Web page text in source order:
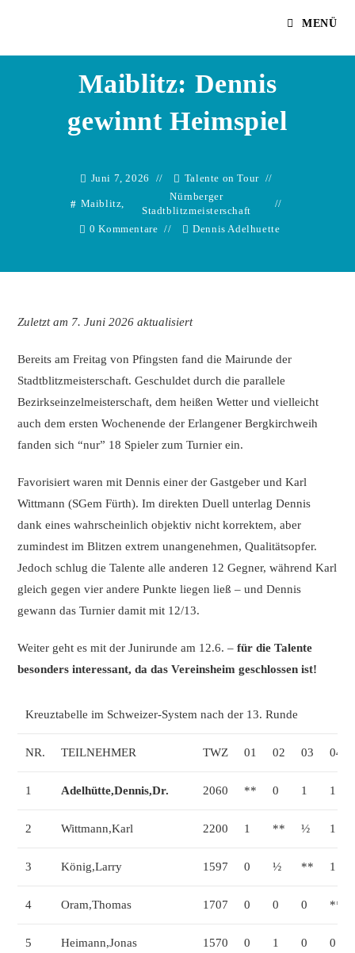
MENÜ
Maiblitz: Dennis
gewinnt Heimspiel
Juni 7, 2026 Talente on Tour
Maiblitz,
Nürnberger
Stadtblitzmeisterschaft
0 Kommentare
Dennis Adelhuette
Zuletzt am 7. Juni 2026 aktualisiert
Bereits am Freitag von Pfingsten fand die Mairunde der
Stadtblitzmeisterschaft. Geschuldet durch die parallele
Bezirkseinzelmeisterschaft, dem heißen Wetter und vielleicht
auch dem ersten Wochenende der Erlangener Bergkirchweih
fanden sich “nur” 18 Spieler zum Turnier ein.
Favorisiert waren mit Dennis einer der Gastgeber und Karl
Wittmann (SGem Fürth). Im direkten Duell unterlag Dennis
dank eines wahrscheinlich objektiv nicht korrektem, aber
zumindest im Blitzen extrem unangenehmen, Qualitätsopfer.
Jedoch schlug die Talente alle anderen 12 Gegner, während Karl
gleich gegen vier andere Punkte liegen ließ – und Dennis
gewann das Turnier damit mit 12/13.
Weiter geht es mit der Junirunde am 12.6. –für die Talente
besonders interessant, da das Vereinsheim geschlossen ist!
Kreuztabelle im Schweizer-System nach der 13. Runde
NR. TEILNEHMER TWZ 01 02 03 04
1 Adelhütte,Dennis,Dr. 2060 ** 0 1 1
2 Wittmann,Karl 2200 1 ** ½ 1
3 König,Larry 1597 0 ½ ** 1
4 Oram,Thomas 1707 0 0 0 **
5 Heimann,Jonas 1570 0 1 0 0